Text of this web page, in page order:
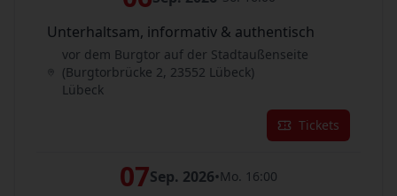
Unterhaltsam, informativ & authentisch
vor dem Burgtor auf der Stadtaußenseite
(Burgtorbrücke 2, 23552 Lübeck)
Lübeck
Tickets
07Sep. 2026•Mo. 16:00